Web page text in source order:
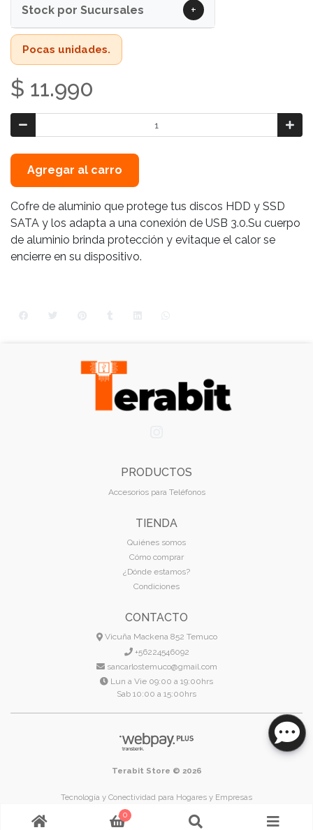
Stock por Sucursales +
Pocas unidades.
$ 11.990
Agregar al carro
Cofre de aluminio que protege tus discos HDD y SSD
SATA y los adapta a una conexión de USB 3.0.Su cuerpo
de aluminio brinda protección y evitaque el calor se
encierre en su dispositivo.
PRODUCTOS
Accesorios para Teléfonos
TIENDA
Quiénes somos
Cómo comprar
¿Dónde estamos?
Condiciones
CONTACTO
Vicuña Mackena 852 Temuco
+56224546092
sancarlostemuco@gmail.com
Lun a Vie 09:00 a 19:00hrs
Sab 10:00 a 15:00hrs
Terabit Store © 2026
Tecnología y Conectividad para Hogares y Empresas
Temuco - Región de La Araucanía - Chile
0